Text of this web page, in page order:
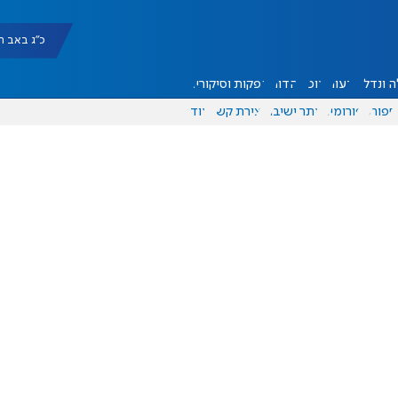
כ"ג באב תשפ"ו
ונדל"ן דעות אוכל יהדות הפקות וסיקורים
ספורט פורומים אתר ישיבה יצירת קשר עוד